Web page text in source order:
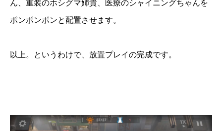
ん、重装のホシグマ姉貴、医療のシャイニングちゃんを
ポンポンポンと配置させます。
以上。というわけで、放置プレイの完成です。